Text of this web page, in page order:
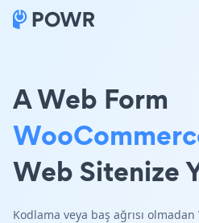
A Web Form
Web Sitenize
Kodlama veya baş ağrısı